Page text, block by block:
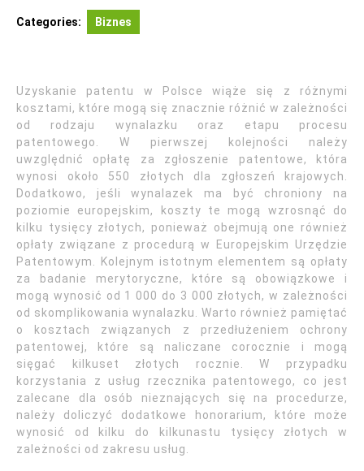
Categories: Biznes
Uzyskanie patentu w Polsce wiąże się z różnymi
kosztami, które mogą się znacznie różnić w zależności
od rodzaju wynalazku oraz etapu procesu
patentowego. W pierwszej kolejności należy
uwzględnić opłatę za zgłoszenie patentowe, która
wynosi około 550 złotych dla zgłoszeń krajowych.
Dodatkowo, jeśli wynalazek ma być chroniony na
poziomie europejskim, koszty te mogą wzrosnąć do
kilku tysięcy złotych, ponieważ obejmują one również
opłaty związane z procedurą w Europejskim Urzędzie
Patentowym. Kolejnym istotnym elementem są opłaty
za badanie merytoryczne, które są obowiązkowe i
mogą wynosić od 1 000 do 3 000 złotych, w zależności
od skomplikowania wynalazku. Warto również pamiętać
o kosztach związanych z przedłużeniem ochrony
patentowej, które są naliczane corocznie i mogą
sięgać kilkuset złotych rocznie. W przypadku
korzystania z usług rzecznika patentowego, co jest
zalecane dla osób nieznających się na procedurze,
należy doliczyć dodatkowe honorarium, które może
wynosić od kilku do kilkunastu tysięcy złotych w
zależności od zakresu usług.